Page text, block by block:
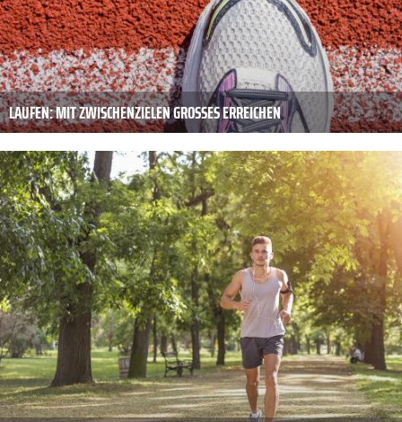
LAUFEN: MIT ZWISCHENZIELEN GROSSES ERREICHEN